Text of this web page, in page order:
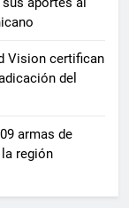
Vision certifican
del
armas de
región